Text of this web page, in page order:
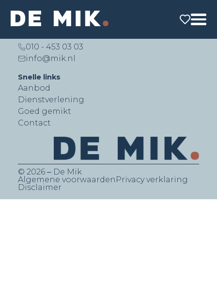
De Mik Real Estate Partners B.V.
Lichtenauerlaan 140 (Brainpark II)
010 - 453 03 03
info@mik.nl
Snelle links
Aanbod
Dienstverlening
Goed gemikt
Contact
© 2026 ‒ De Mik
Algemene voorwaarden Privacy verklaring
Disclaimer